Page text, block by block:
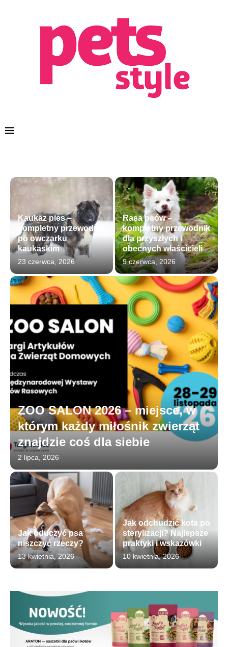
ZOO SALON 2026 – miejsce, w
którym każdy miłośnik zwierząt
znajdzie coś dla siebie
2 lipca, 2026
Kaukaz pies –
kompletny przewodnik
po owczarku
kaukaskim
23 czerwca, 2026
Rasa psów –
kompletny przewodnik
dla przyszłych i
obecnych właścicieli
9 czerwca, 2026
Jak oduczyć psa
niszczyć rzeczy?
13 kwietnia, 2026
Jak odchudzić kota po
sterylizacji? Najlepsze
praktyki i wskazówki
10 kwietnia, 2026